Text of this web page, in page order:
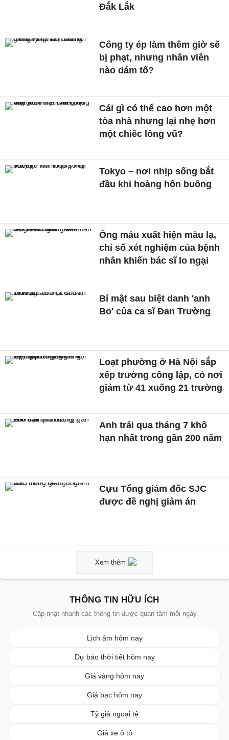
Đắk Lắk
Công ty ép làm thêm giờ sẽ
bị phạt, nhưng nhân viên
nào dám tố?
Cái gì có thể cao hơn một
tòa nhà nhưng lại nhẹ hơn
một chiếc lông vũ?
Tokyo – nơi nhịp sống bắt
đầu khi hoàng hôn buông
Ống máu xuất hiện màu lạ,
chỉ số xét nghiệm của bệnh
nhân khiến bác sĩ lo ngại
Bí mật sau biệt danh 'anh
Bo' của ca sĩ Đan Trường
Loạt phường ở Hà Nội sắp
xếp trường công lập, có nơi
giảm từ 41 xuống 21 trường
Anh trải qua tháng 7 khô
hạn nhất trong gần 200 năm
Cựu Tổng giám đốc SJC
được đề nghị giảm án
Xem thêm
THÔNG TIN HỮU ÍCH
Cập nhật nhanh các thông tin được quan tâm mỗi ngày
Lịch âm hôm nay
Dự báo thời tiết hôm nay
Giá vàng hôm nay
Giá bạc hôm nay
Tỷ giá ngoại tệ
Giá xe ô tô